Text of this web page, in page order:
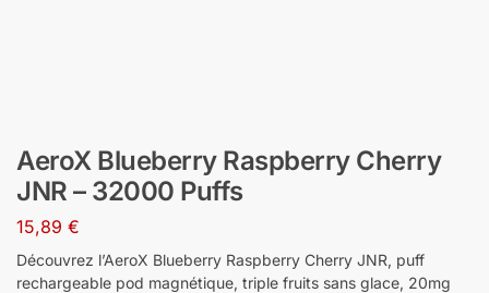
AeroX Blueberry Raspberry Cherry
JNR – 32000 Puffs
15,89 €
Découvrez l’AeroX Blueberry Raspberry Cherry JNR, puff
rechargeable pod magnétique, triple fruits sans glace, 20mg